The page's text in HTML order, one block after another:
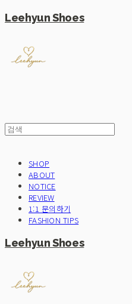
Leehyun Shoes
SHOP
ABOUT
NOTICE
REVIEW
1:1 문의하기
FASHION TIPS
Leehyun Shoes